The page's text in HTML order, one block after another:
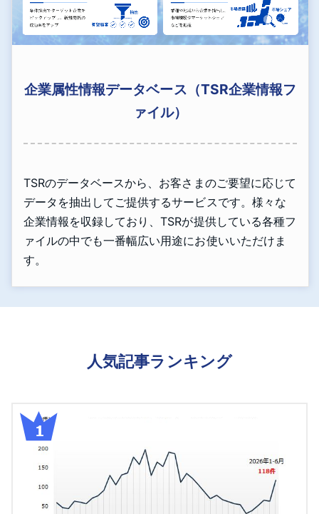
企業属性情報データベース（TSR企業情報フ
ァイル）
TSRのデータベースから、お客さまのご要望に応じて
データを抽出してご提供するサービスです。様々な
企業情報を収録しており、TSRが提供している各種フ
ァイルの中でも一番幅広い用途にお使いいただけま
す。
人気記事ランキング